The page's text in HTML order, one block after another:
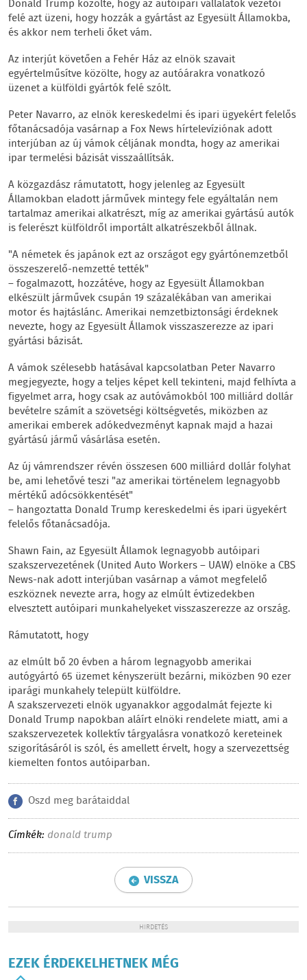
Donald Trump közölte, hogy az autóipari vállalatok vezetői
felé azt üzeni, hogy hozzák a gyártást az Egyesült Államokba,
és akkor nem terheli őket vám.
Az interjút követően a Fehér Ház az elnök szavait
egyértelműsítve közölte, hogy az autóárakra vonatkozó
üzenet a külföldi gyártók felé szólt.
Peter Navarro, az elnök kereskedelmi és ipari ügyekért felelős
főtanácsadója vasárnap a Fox News hírtelevíziónak adott
interjúban az új vámok céljának mondta, hogy az amerikai
ipar termelési bázisát visszaállítsák.
A közgazdász rámutatott, hogy jelenleg az Egyesült
Államokban eladott járművek mintegy fele egyáltalán nem
tartalmaz amerikai alkatrészt, míg az amerikai gyártású autók
is felerészt külföldről importált alkatrészekből állnak.
"A németek és japánok ezt az országot egy gyártónemzetből
összeszerelő-nemzetté tették"
– fogalmazott, hozzátéve, hogy az Egyesült Államokban
elkészült járművek csupán 19 százalékában van amerikai
motor és hajtáslánc. Amerikai nemzetbiztonsági érdeknek
nevezte, hogy az Egyesült Államok visszaszerezze az ipari
gyártási bázisát.
A vámok szélesebb hatásával kapcsolatban Peter Navarro
megjegyezte, hogy a teljes képet kell tekinteni, majd felhívta a
figyelmet arra, hogy csak az autóvámokból 100 milliárd dollár
bevételre számít a szövetségi költségvetés, miközben az
amerikai emberek adókedvezményt kapnak majd a hazai
gyártású jármű vásárlása esetén.
Az új vámrendszer révén összesen 600 milliárd dollár folyhat
be, ami lehetővé teszi "az amerikai történelem legnagyobb
mértékű adócsökkentését"
– hangoztatta Donald Trump kereskedelmi és ipari ügyekért
felelős főtanácsadója.
Shawn Fain, az Egyesült Államok legnagyobb autóipari
szakszervezetének (United Auto Workers – UAW) elnöke a CBS
News-nak adott interjúban vasárnap a vámot megfelelő
eszköznek nevezte arra, hogy az elmúlt évtizedekben
elvesztett autóipari munkahelyeket visszaszerezze az ország.
Rámutatott, hogy
az elmúlt bő 20 évben a három legnagyobb amerikai
autógyártó 65 üzemet kényszerült bezárni, miközben 90 ezer
iparági munkahely települt külföldre.
A szakszervezeti elnök ugyanakkor aggodalmát fejezte ki
Donald Trump napokban aláírt elnöki rendelete miatt, ami a
szakszervezetek kollektív tárgyalásra vonatkozó kereteinek
szigorításáról is szól, és amellett érvelt, hogy a szervezettség
kiemelten fontos autóiparban.
Oszd meg barátaiddal
Címkék: donald trump
VISSZA
HIRDETÉS
EZEK ÉRDEKELHETNEK MÉG